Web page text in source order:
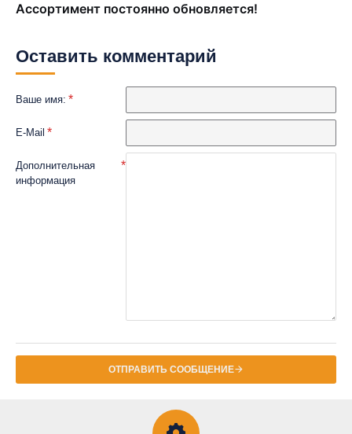
Ассортимент постоянно обновляется!
Оставить комментарий
Ваше имя:
E-Mail
Дополнительная
информация
ОТПРАВИТЬ СООБЩЕНИЕ